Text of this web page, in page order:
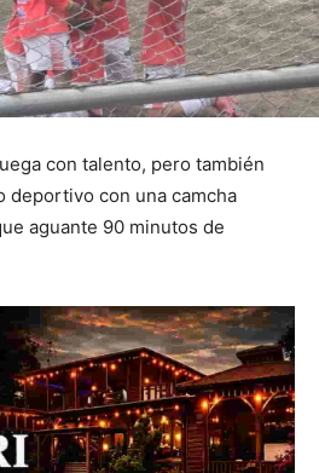
con talento, pero también
deportivo con una camcha
aguante 90 minutos de